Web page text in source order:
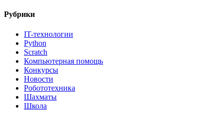
Рубрики
IT-технологии
Python
Scratch
Компьютерная помощь
Конкурсы
Новости
Робототехника
Шахматы
Школа